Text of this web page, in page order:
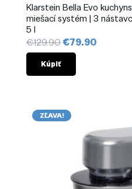
Klarstein Bella Evo
miešací systém | 3
5 l
€129.90 Pôvodná
cena
€129.90.
€79.90Aktuálna
Kúpiť
ZĽAVA!